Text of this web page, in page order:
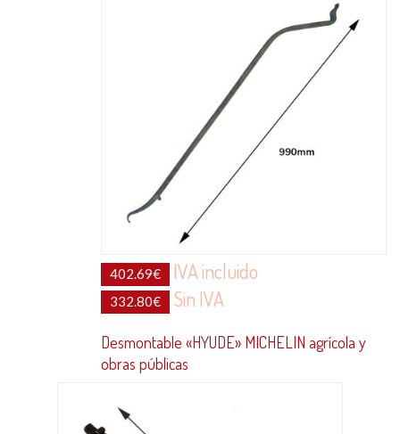
402.69€ IVA incluido
332.80€ Sin IVA
Desmontable «HYUDE» MICHELIN agrícola y
obras públicas